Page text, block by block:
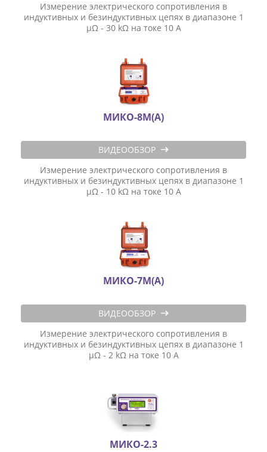
ОБУЧЕНИЕ
Измерение электрического сопротивления в
индуктивных и безиндуктивных цепях в диапазоне 1
μΩ - 30 kΩ на токе 10 А
МИКО-8М(А)
ВИДЕООБЗОР
Измерение электрического сопротивления в
индуктивных и безиндуктивных цепях в диапазоне 1
μΩ - 10 kΩ на токе 10 А
МИКО-7М(А)
ВИДЕООБЗОР
Измерение электрического сопротивления в
индуктивных и безиндуктивных цепях в диапазоне 1
μΩ - 2 kΩ на токе 10 А
МИКО-2.3